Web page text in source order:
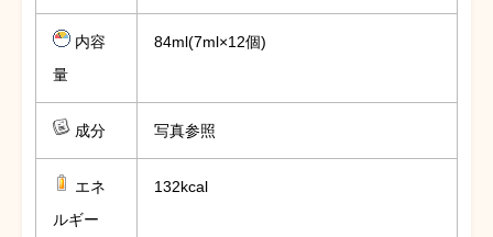
内容
量
84ml(7ml×12個)
成分 写真参照
エネ
ルギー
132kcal